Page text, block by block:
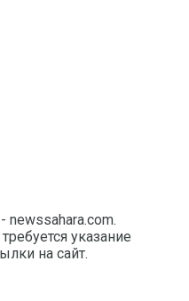
указание
на сайт.